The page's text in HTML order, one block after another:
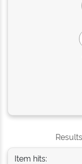
Item hits: